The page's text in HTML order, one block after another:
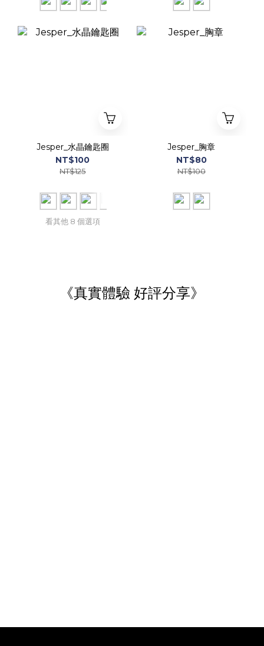
Jesper_水晶鑰匙圈
NT$100
NT$125
看其他 8 個選項
Jesper_胸章
NT$80
NT$100
《真實體驗 好評分享》